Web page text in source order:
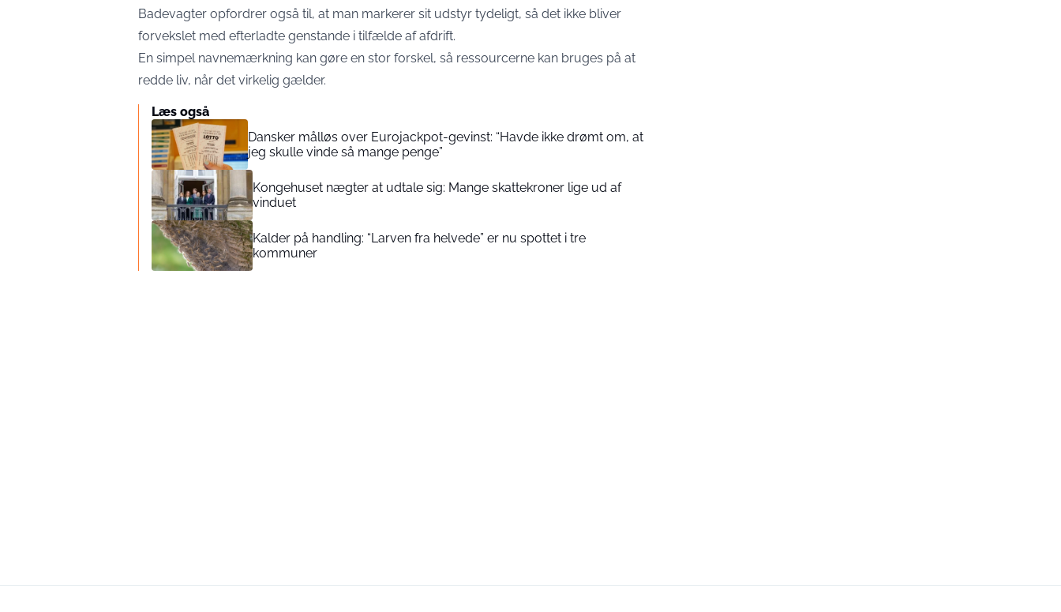
Badevagter opfordrer også til, at man markerer sit udstyr tydeligt, så det ikke bliver
forvekslet med efterladte genstande i tilfælde af afdrift.
En simpel navnemærkning kan gøre en stor forskel, så ressourcerne kan bruges på at
redde liv, når det virkelig gælder.
Læs også
Dansker målløs over Eurojackpot-gevinst: “Havde ikke drømt om, at
jeg skulle vinde så mange penge”
Kongehuset nægter at udtale sig: Mange skattekroner lige ud af
vinduet
Kalder på handling: “Larven fra helvede” er nu spottet i tre
kommuner